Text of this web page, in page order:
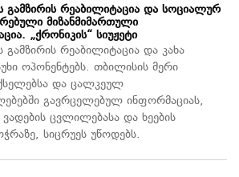
გამზირის რეაბილიტაცია და სოციალურ
მიზანმიმართული
„ქრონიკის“ სიუჟეტი
რეაბილიტაცია და კახა
ოპონენტებს. თბილისის მერი
და ცალკეულ
გავრცელებულ ინფორმაციას,
ვადების ცვლილებასა და ხეების
სიცრუეს უწოდებს.